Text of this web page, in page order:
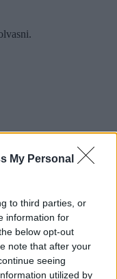
My Personal
to third parties, or
information for
below opt-out
note that after your
seeing
utilized by